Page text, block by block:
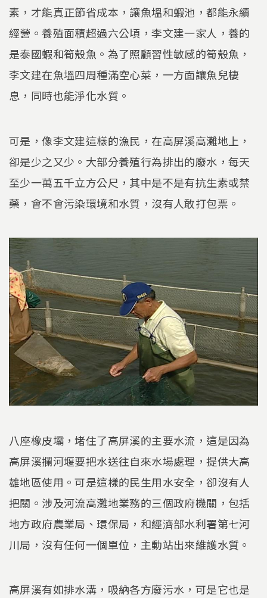
素，才能真正節省成本，讓魚塭和蝦池，都能永續
經營。養殖面積超過六公頃，李文建一家人，養的
是泰國蝦和筍殼魚。為了照顧習性敏感的筍殼魚，
李文建在魚塭四周種滿空心菜，一方面讓魚兒棲
息，同時也能淨化水質。
可是，像李文建這樣的漁民，在高屏溪高灘地上，
卻是少之又少。大部分養殖行為排出的廢水，每天
至少一萬五千立方公尺，其中是不是有抗生素或禁
藥，會不會污染環境和水質，沒有人敢打包票。
八座橡皮壩，堵住了高屏溪的主要水流，這是因為
高屏溪攔河堰要把水送往自來水場處理，提供大高
雄地區使用。可是這樣的民生用水安全，卻沒有人
把關。涉及河流高灘地業務的三個政府機關，包括
地方政府農業局、環保局，和經濟部水利署第七河
川局，沒有任何一個單位，主動站出來維護水質。
高屏溪有如排水溝，吸納各方廢污水，可是它也是